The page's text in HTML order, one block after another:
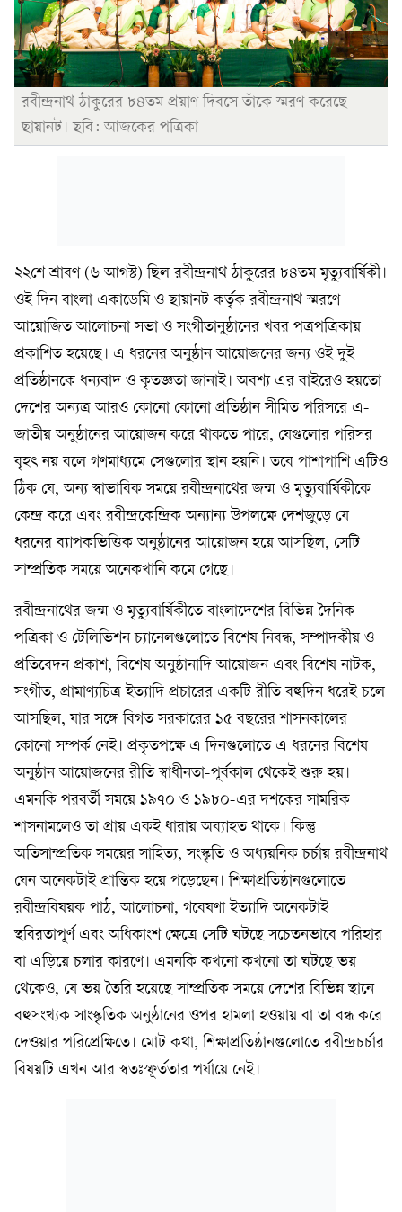
রবীন্দ্রনাথ ঠাকুরের ৮৪তম প্রয়াণ দিবসে তাঁকে স্মরণ করেছে
ছায়ানট। ছবি: আজকের পত্রিকা
২২শে শ্রাবণ (৬ আগস্ট) ছিল রবীন্দ্রনাথ ঠাকুরের ৮৪তম মৃত্যুবার্ষিকী।
ওই দিন বাংলা একাডেমি ও ছায়ানট কর্তৃক রবীন্দ্রনাথ স্মরণে
আয়োজিত আলোচনা সভা ও সংগীতানুষ্ঠানের খবর পত্রপত্রিকায়
প্রকাশিত হয়েছে। এ ধরনের অনুষ্ঠান আয়োজনের জন্য ওই দুই
প্রতিষ্ঠানকে ধন্যবাদ ও কৃতজ্ঞতা জানাই। অবশ্য এর বাইরেও হয়তো
দেশের অন্যত্র আরও কোনো কোনো প্রতিষ্ঠান সীমিত পরিসরে এ-
জাতীয় অনুষ্ঠানের আয়োজন করে থাকতে পারে, যেগুলোর পরিসর
বৃহৎ নয় বলে গণমাধ্যমে সেগুলোর স্থান হয়নি। তবে পাশাপাশি এটিও
ঠিক যে, অন্য স্বাভাবিক সময়ে রবীন্দ্রনাথের জন্ম ও মৃত্যুবার্ষিকীকে
কেন্দ্র করে এবং রবীন্দ্রকেন্দ্রিক অন্যান্য উপলক্ষে দেশজুড়ে যে
ধরনের ব্যাপকভিত্তিক অনুষ্ঠানের আয়োজন হয়ে আসছিল, সেটি
সাম্প্রতিক সময়ে অনেকখানি কমে গেছে।
রবীন্দ্রনাথের জন্ম ও মৃত্যুবার্ষিকীতে বাংলাদেশের বিভিন্ন দৈনিক
পত্রিকা ও টেলিভিশন চ্যানেলগুলোতে বিশেষ নিবন্ধ, সম্পাদকীয় ও
প্রতিবেদন প্রকাশ, বিশেষ অনুষ্ঠানাদি আয়োজন এবং বিশেষ নাটক,
সংগীত, প্রামাণ্যচিত্র ইত্যাদি প্রচারের একটি রীতি বহুদিন ধরেই চলে
আসছিল, যার সঙ্গে বিগত সরকারের ১৫ বছরের শাসনকালের
কোনো সম্পর্ক নেই। প্রকৃতপক্ষে এ দিনগুলোতে এ ধরনের বিশেষ
অনুষ্ঠান আয়োজনের রীতি স্বাধীনতা-পূর্বকাল থেকেই শুরু হয়।
এমনকি পরবর্তী সময়ে ১৯৭০ ও ১৯৮০-এর দশকের সামরিক
শাসনামলেও তা প্রায় একই ধারায় অব্যাহত থাকে। কিন্তু
অতিসাম্প্রতিক সময়ের সাহিত্য, সংস্কৃতি ও অধ্যয়নিক চর্চায় রবীন্দ্রনাথ
যেন অনেকটাই প্রান্তিক হয়ে পড়েছেন। শিক্ষাপ্রতিষ্ঠানগুলোতে
রবীন্দ্রবিষয়ক পাঠ, আলোচনা, গবেষণা ইত্যাদি অনেকটাই
স্থবিরতাপূর্ণ এবং অধিকাংশ ক্ষেত্রে সেটি ঘটছে সচেতনভাবে পরিহার
বা এড়িয়ে চলার কারণে। এমনকি কখনো কখনো তা ঘটছে ভয়
থেকেও, যে ভয় তৈরি হয়েছে সাম্প্রতিক সময়ে দেশের বিভিন্ন স্থানে
বহুসংখ্যক সাংস্কৃতিক অনুষ্ঠানের ওপর হামলা হওয়ায় বা তা বন্ধ করে
দেওয়ার পরিপ্রেক্ষিতে। মোট কথা, শিক্ষাপ্রতিষ্ঠানগুলোতে রবীন্দ্রচর্চার
বিষয়টি এখন আর স্বতঃস্ফূর্ততার পর্যায়ে নেই।